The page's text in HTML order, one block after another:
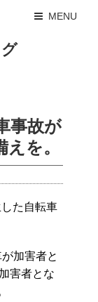
MENU
事故が
を。
た自転車
加害者と
害者とな